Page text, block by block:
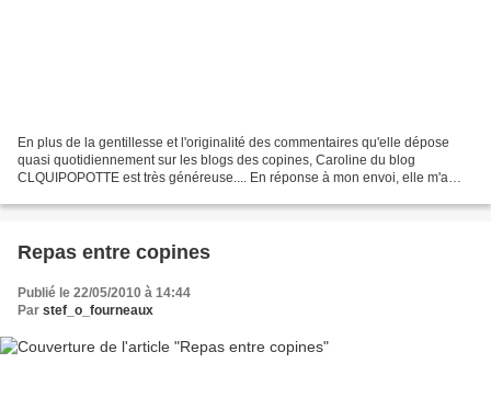
En plus de la gentillesse et l'originalité des commentaires qu'elle dépose
quasi quotidiennement sur les blogs des copines, Caroline du blog
CLQUIPOPOTTE est très généreuse.... En réponse à mon envoi, elle m'a
Repas entre copines
Publié le 22/05/2010 à 14:44
Par stef_o_fourneaux